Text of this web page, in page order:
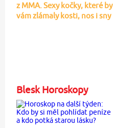
z MMA. Sexy kočky, které by
vám zlámaly kosti, nos i sny
Blesk Horoskopy